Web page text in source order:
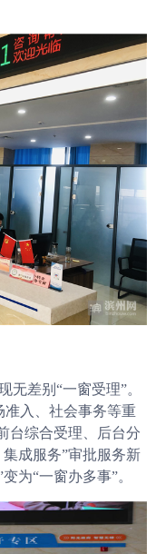
无差别“一窗受理”。
入、社会事务等重
台综合受理、后台分
成服务”审批服务新
为“一窗办多事”。